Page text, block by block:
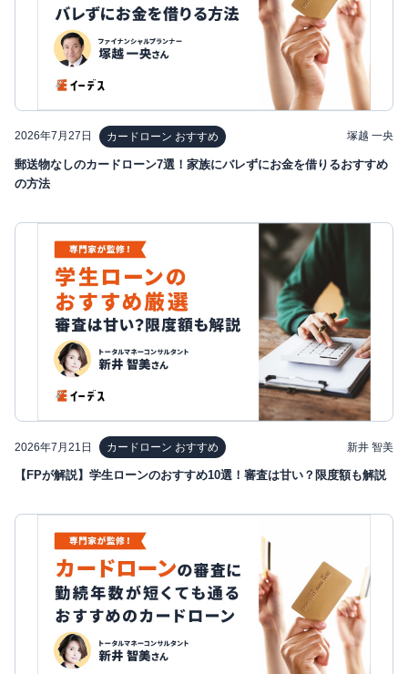
2026年7月27日 カードローン おすすめ 塚越 一央
郵送物なしのカードローン7選！家族にバレずにお金を借りるおすすめ
の方法
2026年7月21日 カードローン おすすめ 新井 智美
【FPが解説】学生ローンのおすすめ10選！審査は甘い？限度額も解説